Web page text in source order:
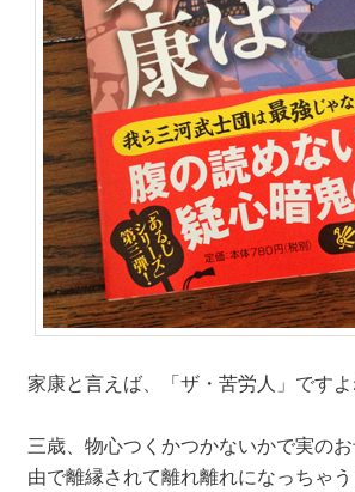
家康と言えば、「ザ・苦労人」ですよ
三歳、物心つくかつかないかで実の
由で離縁されて離れ離れになっちゃう